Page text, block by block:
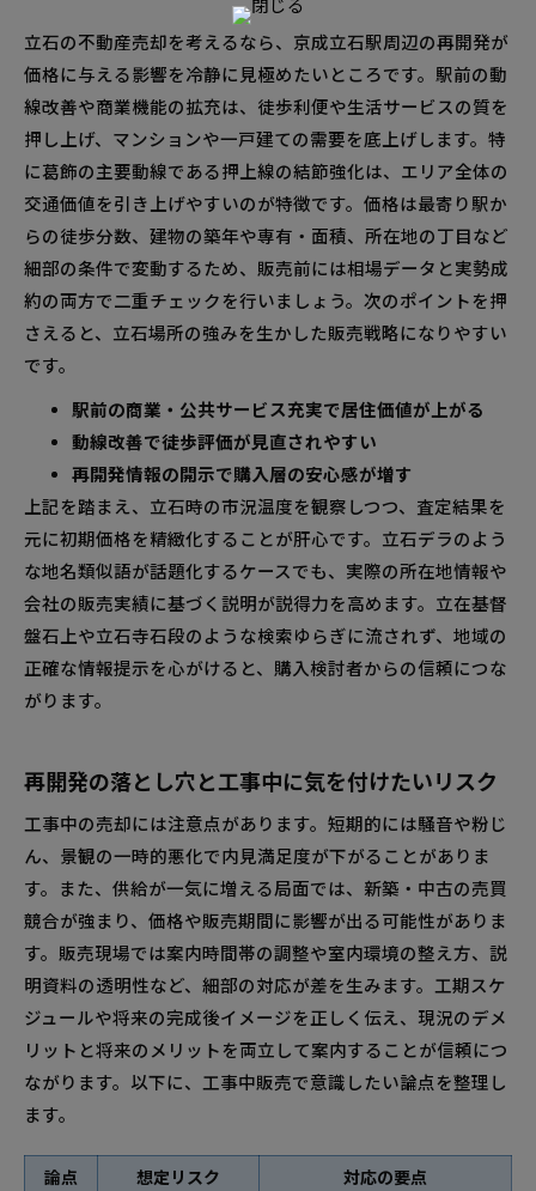
立石の不動産売却を考えるなら、京成立石駅周辺の再開発が
価格に与える影響を冷静に見極めたいところです。駅前の動
線改善や商業機能の拡充は、徒歩利便や生活サービスの質を
押し上げ、マンションや一戸建ての需要を底上げします。特
に葛飾の主要動線である押上線の結節強化は、エリア全体の
交通価値を引き上げやすいのが特徴です。価格は最寄り駅か
らの徒歩分数、建物の築年や専有・面積、所在地の丁目など
細部の条件で変動するため、販売前には相場データと実勢成
約の両方で二重チェックを行いましょう。次のポイントを押
さえると、立石場所の強みを生かした販売戦略になりやすい
です。
駅前の商業・公共サービス充実で居住価値が上がる
動線改善で徒歩評価が見直されやすい
再開発情報の開示で購入層の安心感が増す
上記を踏まえ、立石時の市況温度を観察しつつ、査定結果を
元に初期価格を精緻化することが肝心です。立石デラのよう
な地名類似語が話題化するケースでも、実際の所在地情報や
会社の販売実績に基づく説明が説得力を高めます。立在基督
盤石上や立石寺石段のような検索ゆらぎに流されず、地域の
正確な情報提示を心がけると、購入検討者からの信頼につな
がります。
再開発の落とし穴と工事中に気を付けたいリスク
工事中の売却には注意点があります。短期的には騒音や粉じ
ん、景観の一時的悪化で内見満足度が下がることがありま
す。また、供給が一気に増える局面では、新築・中古の売買
競合が強まり、価格や販売期間に影響が出る可能性がありま
す。販売現場では案内時間帯の調整や室内環境の整え方、説
明資料の透明性など、細部の対応が差を生みます。工期スケ
ジュールや将来の完成後イメージを正しく伝え、現況のデメ
リットと将来のメリットを両立して案内することが信頼につ
ながります。以下に、工事中販売で意識したい論点を整理し
ます。
論点 想定リスク 対応の要点